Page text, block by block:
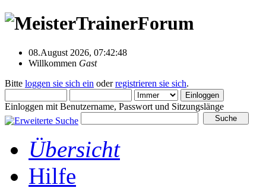
08.August 2026, 07:42:48
Willkommen Gast
Bitte loggen sie sich ein oderregistrieren sie sich.
Einloggen mit Benutzername, Passwort und Sitzungslänge
Übersicht
Hilfe